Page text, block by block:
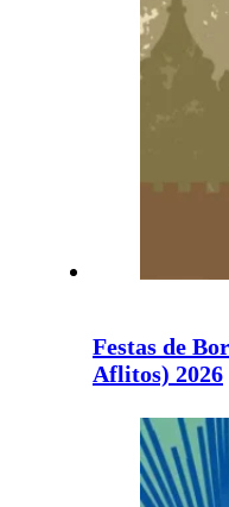
Festas de
Aflitos) 2026